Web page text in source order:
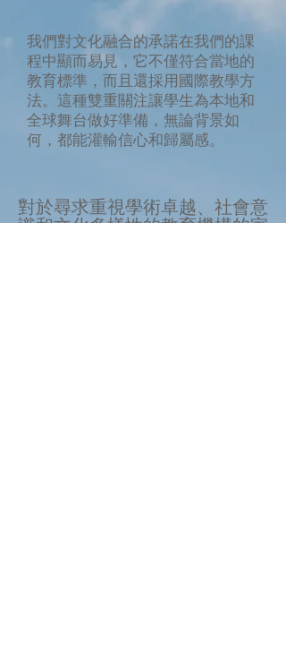
我們對文化融合的承諾在我們的課
程中顯而易見，它不僅符合當地的
教育標準，而且還採用國際教學方
法。這種雙重關注讓學生為本地和
全球舞台做好準備，無論背景如
何，都能灌輸信心和歸屬感。
對於尋求重視學術卓越、社會意
識和文化多樣性的教育機構的家